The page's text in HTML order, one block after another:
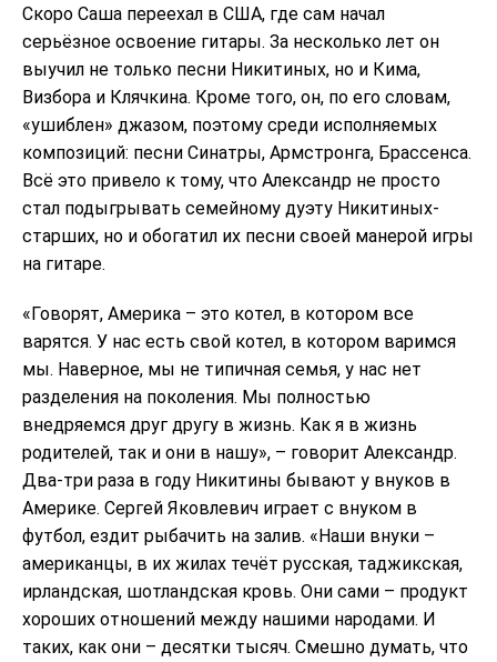
Скоро Саша переехал в США, где сам начал
серьёзное освоение гитары. За несколько лет он
выучил не только песни Никитиных, но и Кима,
Визбора и Клячкина. Кроме того, он, по его словам,
«ушиблен» джазом, поэтому среди исполняемых
композиций: песни Синатры, Армстронга, Брассенса.
Всё это привело к тому, что Александр не просто
стал подыгрывать семейному дуэту Никитиных-
старших, но и обогатил их песни своей манерой игры
на гитаре.
«Говорят, Америка – это котел, в котором все
варятся. У нас есть свой котел, в котором варимся
мы. Наверное, мы не типичная семья, у нас нет
разделения на поколения. Мы полностью
внедряемся друг другу в жизнь. Как я в жизнь
родителей, так и они в нашу», – говорит Александр.
Два-три раза в году Никитины бывают у внуков в
Америке. Сергей Яковлевич играет с внуком в
футбол, ездит рыбачить на залив. «Наши внуки –
американцы, в их жилах течёт русская, таджикская,
ирландская, шотландская кровь. Они сами – продукт
хороших отношений между нашими народами. И
таких, как они – десятки тысяч. Смешно думать, что